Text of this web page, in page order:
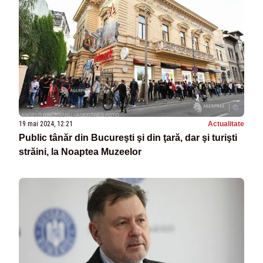
19 mai 2024, 12:21 Actualitate
Public tânăr din Bucureşti şi din ţară, dar şi turişti
străini, la Noaptea Muzeelor